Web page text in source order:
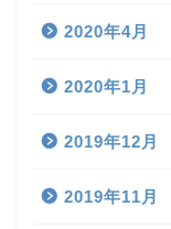
2020年4月
2020年1月
2019年12月
2019年11月